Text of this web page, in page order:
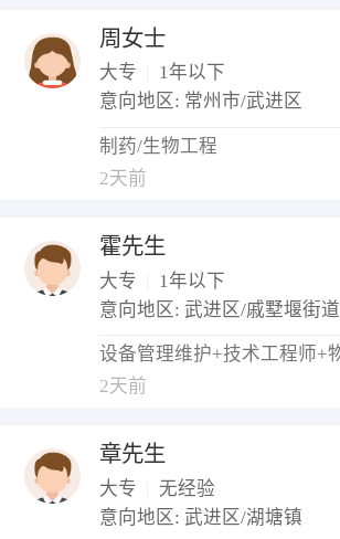
周女士
大专
1年以下
意向地区: 常州市/武进区
制药/生物工程
2天前
霍先生
大专
1年以下
意向地区: 武进区/戚墅堰街道
2天前
章先生
大专
无经验
意向地区: 武进区/湖塘镇